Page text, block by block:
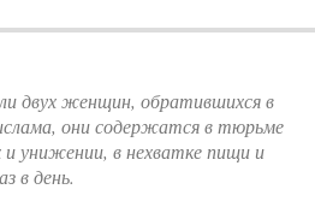
двух женщин, обратившихся в
они содержатся в тюрьме
и унижении, в нехватке пищи и
в день.